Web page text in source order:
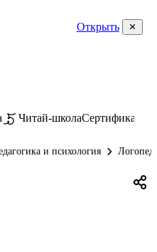
Открыть
Читай-школаСертификаты
и психология